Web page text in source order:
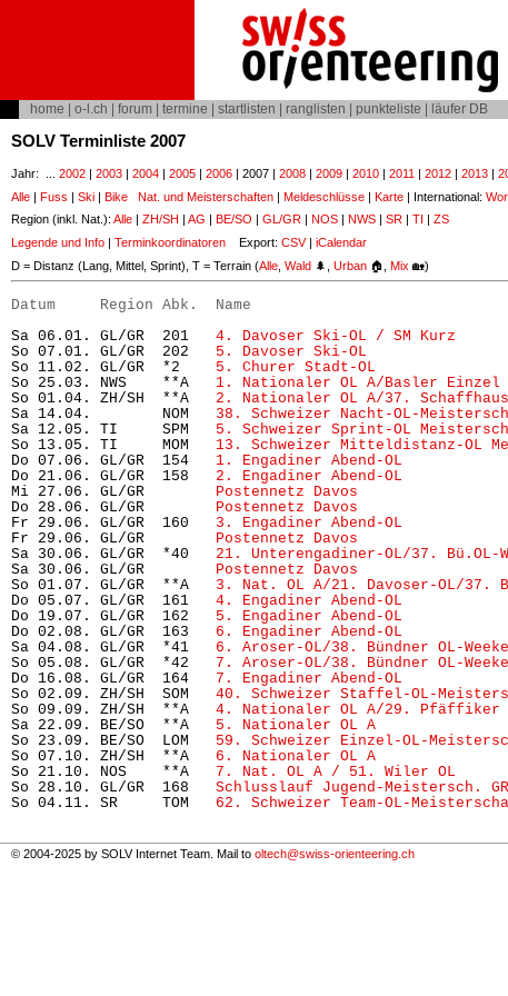
home o-l.ch forum termine startlisten ranglisten punkteliste läufer DB
SOLV Terminliste 2007
Jahr: ... 2002 | 2003 | 2004 | 2005 | 2006 | 2007 | 2008 | 2009 | 2010 | 2011 | 2012 | 2013 |
Alle | Fuss | Ski | Bike Nat. und Meisterschaften | Meldeschlüsse | Karte | International:
Region (inkl. Nat.): Alle ZH/SH AG BE/SO GL/GR NOS NWS SR TI
ZS
Legende und Info | Terminkoordinatoren Export: CSV| iCalendar
D = Distanz (Lang, Mittel, Sprint), T = Terrain (Alle Wald 🌲, Urban 🏠, Mix 🏡)
Datum     Region Abk.  Name
Sa 06.01. GL/GR  201 4. Davoser Ski-OL / SM Kurz
So 07.01. GL/GR  202 5. Davoser Ski-OL
So 11.02. GL/GR  *2 5. Churer Stadt-OL
So 25.03. NWS    **A 1. Nationaler OL A/Basler Einzel
So 01.04. ZH/SH  **A 2. Nationaler OL A/37.
Sa 14.04.        NOM 38. Schweizer Nacht-OL-
Sa 12.05. TI     SPM 5. Schweizer Sprint-OL
So 13.05. TI     MOM 13. Schweizer Mitteldistanz-OL
Do 07.06. GL/GR  154 1. Engadiner Abend-OL
Do 21.06. GL/GR  158 2. Engadiner Abend-OL
Mi 27.06. GL/GR
Postennetz Davos
Do 28.06. GL/GR
Postennetz Davos
Fr 29.06. GL/GR  160 3. Engadiner Abend-OL
Fr 29.06. GL/GR
Postennetz Davos
Sa 30.06. GL/GR  *40 21. Unterengadiner-OL/37. Bü.OL-
Sa 30.06. GL/GR
Postennetz Davos
So 01.07. GL/GR  **A 3. Nat. OL A/21. Davoser-OL/37.
Do 05.07. GL/GR  161 4. Engadiner Abend-OL
Do 19.07. GL/GR  162 5. Engadiner Abend-OL
Do 02.08. GL/GR  163 6. Engadiner Abend-OL
Sa 04.08. GL/GR  *41 6. Aroser-OL/38. Bündner OL-
So 05.08. GL/GR  *42 7. Aroser-OL/38. Bündner OL-
Do 16.08. GL/GR  164 7. Engadiner Abend-OL
So 02.09. ZH/SH  SOM 40. Schweizer Staffel-OL-
So 09.09. ZH/SH  **A 4. Nationaler OL A/29. Pfäffiker
Sa 22.09. BE/SO  **A 5. Nationaler OL A
So 23.09. BE/SO  LOM 59. Schweizer Einzel-OL-
So 07.10. ZH/SH  **A 6. Nationaler OL A
So 21.10. NOS    **A 7. Nat. OL A / 51. Wiler OL
So 28.10. GL/GR  168 Schlusslauf Jugend-Meistersch.
So 04.11. SR     TOM 62. Schweizer Team-OL-
© 2004-2025 by SOLV Internet Team. Mail to oltech@swiss-orienteering.ch